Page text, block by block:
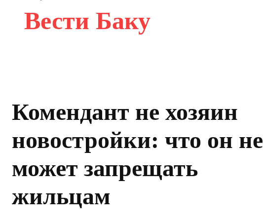
Вести Баку
Комендант не хозяин
новостройки: что он не
может запрещать
жильцам